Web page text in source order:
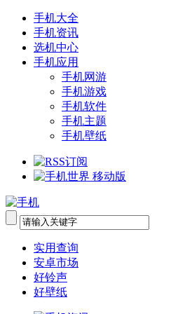
手机大全
手机资讯
选机中心
手机应用
手机网游
手机游戏
手机软件
手机主题
手机壁纸
实用查询
安卓市场
好铃声
好壁纸